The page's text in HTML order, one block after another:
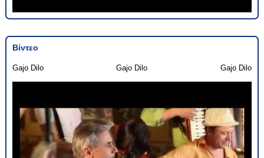
Βίντεο
Gajo Dilo Gajo Dilo Gajo Dilo